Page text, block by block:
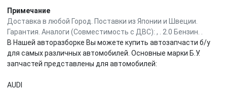
Примечание
Доставка в любой Город. Поставки из Японии и Швеции.
Гарантия. Аналоги (Совместимость с ДВС): , . 2.0 Бензин. .
В Нашей авторазборке Вы можете купить автозапчасти б/у
для самых различных автомобилей. Основные марки Б.У.
запчастей представлены для автомобилей:
AUDI